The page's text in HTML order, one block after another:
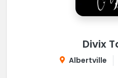
Divix
Albertville